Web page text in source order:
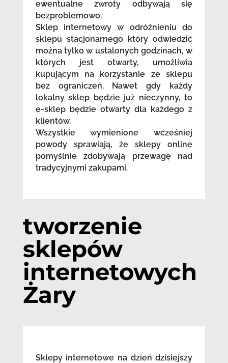
ewentualne zwroty odbywają się
bezproblemowo.
Sklep internetowy w odróżnieniu do
sklepu stacjonarnego który odwiedzić
można tylko w ustalonych godzinach, w
których jest otwarty, umożliwia
kupującym na korzystanie ze sklepu
bez ograniczeń. Nawet gdy każdy
lokalny sklep będzie już nieczynny, to
e-sklep będzie otwarty dla każdego z
klientów.
Wszystkie wymienione wcześniej
powody sprawiają, że sklepy online
pomyślnie zdobywają przewagę nad
tradycyjnymi zakupami.
tworzenie
sklepów
internetowych
Żary
Sklepy internetowe na dzień dzisiejszy